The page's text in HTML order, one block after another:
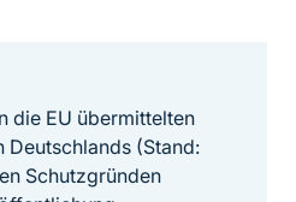
die EU übermittelten
Deutschlands (Stand:
Schutzgründen